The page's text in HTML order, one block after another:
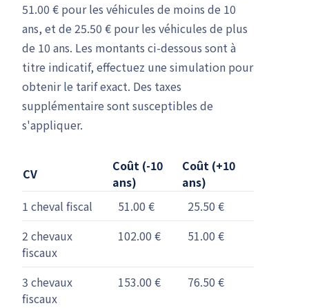
51.00 € pour les véhicules de moins de 10
ans, et de 25.50 € pour les véhicules de plus
de 10 ans. Les montants ci-dessous sont à
titre indicatif, effectuez une simulation pour
obtenir le tarif exact. Des taxes
supplémentaire sont susceptibles de
s'appliquer.
CV
Coût (-10
ans)
Coût (+10
ans)
1 cheval fiscal
51.00 €
25.50 €
2 chevaux
fiscaux
102.00 € 51.00 €
3 chevaux
fiscaux
153.00 € 76.50 €